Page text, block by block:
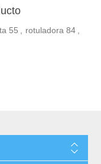
55 , rotuladora 84 ,